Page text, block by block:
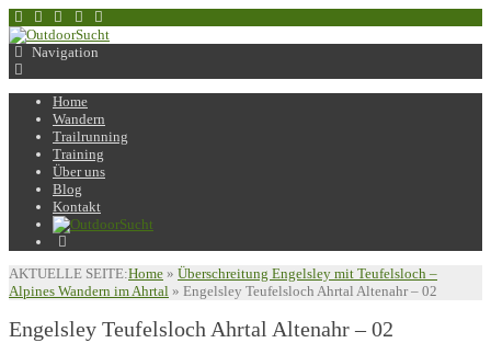
Navigation
Home
Wandern
Trailrunning
Training
Über uns
Blog
Kontakt
AKTUELLE SEITE:Home » Überschreitung Engelsley mit Teufelsloch –
Alpines Wandern im Ahrtal » Engelsley Teufelsloch Ahrtal Altenahr – 02
Engelsley Teufelsloch Ahrtal Altenahr – 02